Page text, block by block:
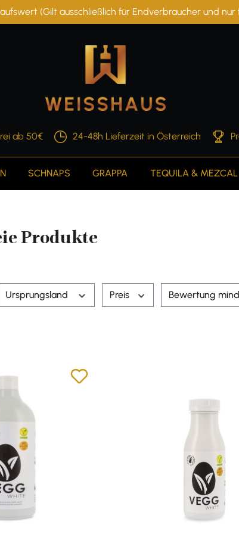
(Gilt ausschließlich für Endverbraucher und
ab 50€ 24-48h Lieferzeit in Österreich
SCHNAPS GRAPPA TEQUILA & MEZCAL
Produkte
Ursprungsland Preis Bewertung